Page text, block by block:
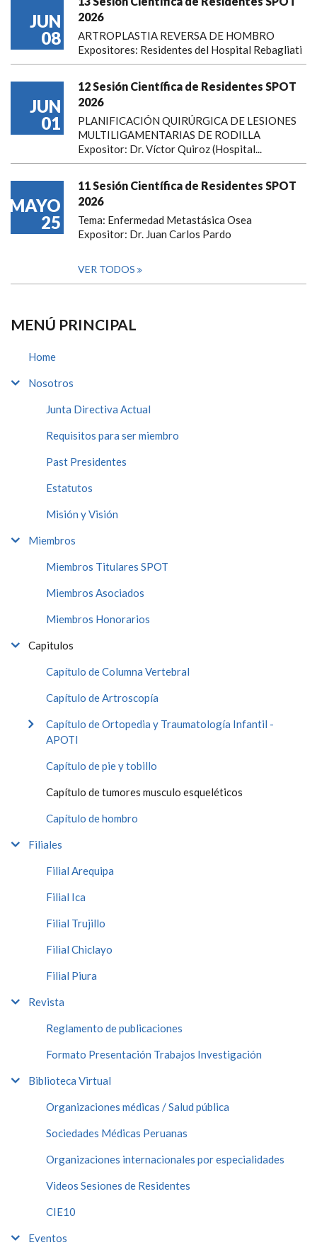
JUN
08
2026
ARTROPLASTIA REVERSA DE HOMBRO
Expositores: Residentes del Hospital Rebagliati
JUN
01
12 Sesión Científica de Residentes SPOT
2026
PLANIFICACIÓN QUIRÚRGICA DE LESIONES
MULTILIGAMENTARIAS DE RODILLA
Expositor: Dr. Víctor Quiroz (Hospital...
MAYO
25
11 Sesión Científica de Residentes SPOT
2026
Tema: Enfermedad Metastásica Osea
Expositor: Dr. Juan Carlos Pardo
VER TODOS
MENÚ PRINCIPAL
Home
Nosotros
Junta Directiva Actual
Requisitos para ser miembro
Past Presidentes
Estatutos
Misión y Visión
Miembros
Miembros Titulares SPOT
Miembros Asociados
Miembros Honorarios
Capitulos
Capítulo de Columna Vertebral
Capítulo de Artroscopía
Capítulo de Ortopedia y Traumatología Infantil -
APOTI
Capítulo de pie y tobillo
Capítulo de tumores musculo esqueléticos
Capítulo de hombro
Filiales
Filial Arequipa
Filial Ica
Filial Trujillo
Filial Chiclayo
Filial Piura
Revista
Reglamento de publicaciones
Formato Presentación Trabajos Investigación
Biblioteca Virtual
Organizaciones médicas / Salud pública
Sociedades Médicas Peruanas
Organizaciones internacionales por especialidades
Videos Sesiones de Residentes
CIE10
Eventos